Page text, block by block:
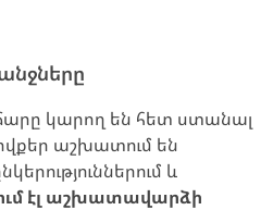
կարող են հետ ստանալ
աշխատում են
և
էլ աշխատավարձի